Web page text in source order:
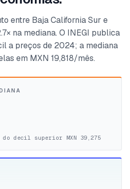
entre Baja California Sur e
na mediana. O INEGI publica
a preços de 2024; a mediana
em MXN 19,818/mês.
do decil superior MXN 39,275